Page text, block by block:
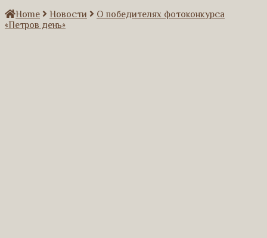
Home
Новости
О победителях фотоконкурса
«Петров день»